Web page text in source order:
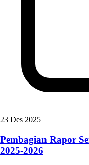
23 Des 2025
Pembagian Rapor
2025-2026